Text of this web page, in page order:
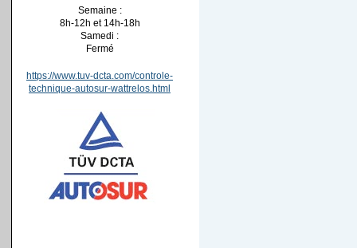
Semaine :
8h-12h et 14h-18h
Samedi :
Fermé
https://www.tuv-dcta.com/controle-
technique-autosur-wattrelos.html